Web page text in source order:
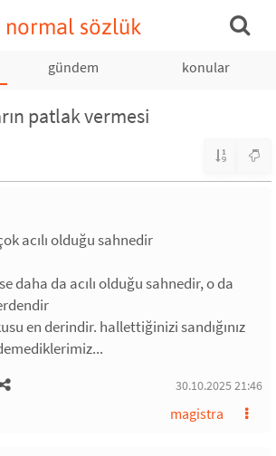
normal sözlük
gündem konular
patlak vermesi
acılı olduğu sahnedir
daha da acılı olduğu sahnedir, o da
en derindir. hallettiğinizi sandığınız
30.10.2025 21:46
magistra